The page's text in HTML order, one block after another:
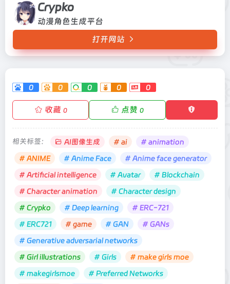
Crypko
动漫角色生成平台
打开网站
0 0 0 0 0
收藏 0 点赞 0
相关标签： AI图像生成 # ai
# animation
# ANIME
# Anime Face
# Anime face generator
# Artificial intelligence
# Avatar
# Blockchain
# Character animation
# Character design
# Crypko
# Deep learning
# ERC-721
# ERC721
# game # GAN
# GANs
# Generative adversarial networks
# Girl illustrations
# Girls
# make girls moe
# makegirlsmoe
# Preferred Networks